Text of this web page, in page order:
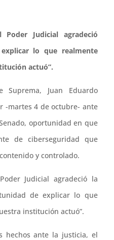
Judicial agradeció
lo que realmente
actuó”.
Juan Eduardo
-martes 4 de octubre- ante
oportunidad en que
de ciberseguridad que
y controlado.
Judicial agradeció la
de explicar lo que
institución actuó”.
hechos ante la justicia, el